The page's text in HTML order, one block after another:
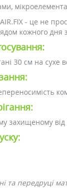
- це не
кожного дня
30 см на сухе
захищеному
та передруці